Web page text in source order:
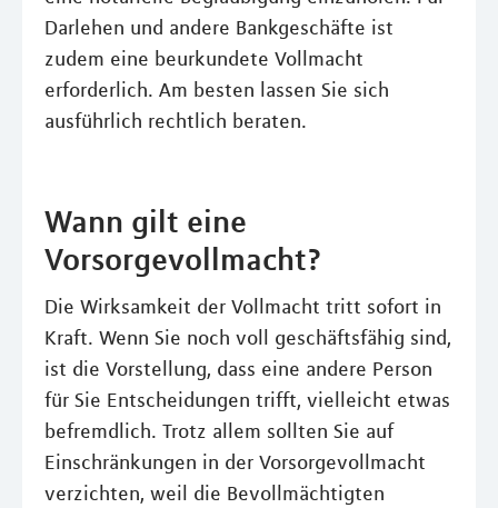
Darlehen und andere Bankgeschäfte ist
zudem eine beurkundete Vollmacht
erforderlich. Am besten lassen Sie sich
ausführlich rechtlich beraten.
Wann gilt eine
Vorsorgevollmacht?
Die Wirksamkeit der Vollmacht tritt sofort in
Kraft. Wenn Sie noch voll geschäftsfähig sind,
ist die Vorstellung, dass eine andere Person
für Sie Entscheidungen trifft, vielleicht etwas
befremdlich. Trotz allem sollten Sie auf
Einschränkungen in der Vorsorgevollmacht
verzichten, weil die Bevollmächtigten